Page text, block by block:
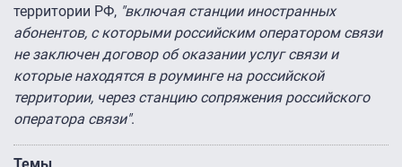
территории РФ, "включая станции иностранных
абонентов, с которыми российским оператором связи
не заключен договор об оказании услуг связи и
которые находятся в роуминге на российской
территории, через станцию сопряжения российского
оператора связи".